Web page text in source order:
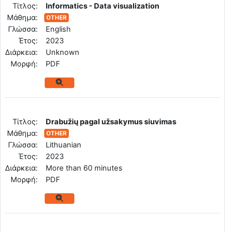
Tίτλος:
Informatics - Data visualization
Μάθημα:
OTHER
Γλώσσα:
English
Έτος:
2023
Διάρκεια:
Unknown
Mορφή:
PDF
Tίτλος:
Drabužių pagal užsakymus siuvimas
Μάθημα:
OTHER
Γλώσσα:
Lithuanian
Έτος:
2023
Διάρκεια:
More than 60 minutes
Mορφή:
PDF